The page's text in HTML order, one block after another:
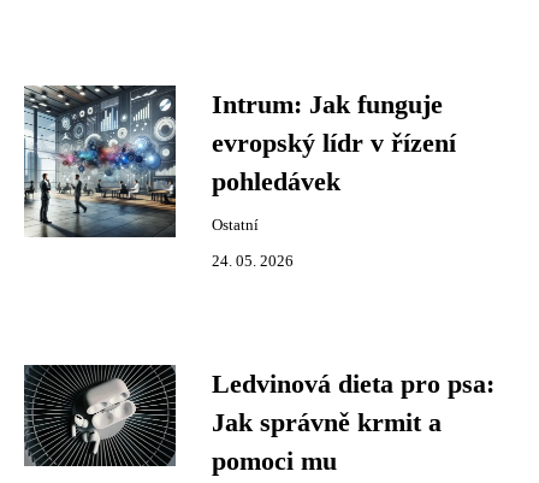
Intrum: Jak funguje
evropský lídr v řízení
pohledávek
Ostatní
24. 05. 2026
Ledvinová dieta pro psa:
Jak správně krmit a
pomoci mu